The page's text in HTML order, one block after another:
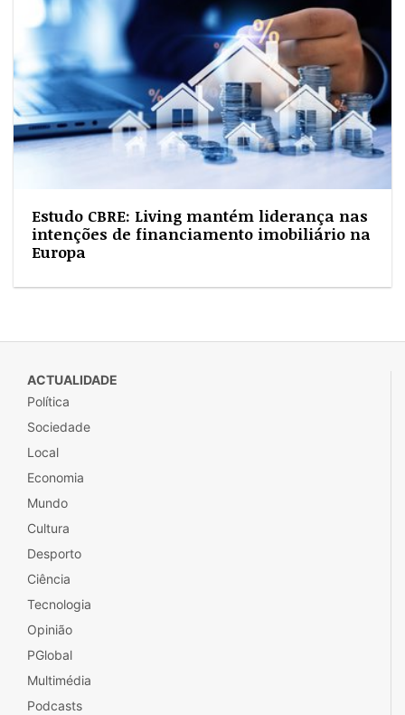
Estudo CBRE: Living mantém liderança nas
intenções de financiamento imobiliário na
Europa
ACTUALIDADE
Política
Sociedade
Local
Economia
Mundo
Cultura
Desporto
Ciência
Tecnologia
Opinião
PGlobal
Multimédia
Podcasts